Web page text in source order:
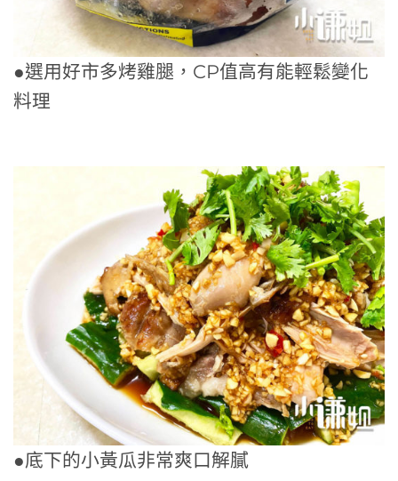
●選用好市多烤雞腿，CP值高有能輕鬆變化
料理
●底下的小黃瓜非常爽口解膩